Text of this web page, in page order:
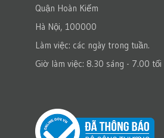
Quận Hoàn Kiếm
Hà Nội, 100000
Làm việc: các ngày trong tuần.
Giờ làm việc: 8.30 sáng - 7.00 tối